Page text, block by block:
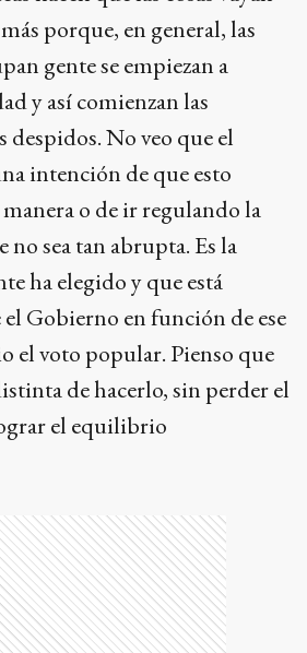
porque, en general, las
gente se empiezan a
y así comienzan las
despidos. No veo que el
intención de que esto
o de ir regulando la
sea tan abrupta. Es la
ha elegido y que está
Gobierno en función de ese
el voto popular. Pienso que
de hacerlo, sin perder el
el equilibrio